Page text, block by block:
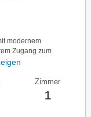
modernem
Zugang zum
Zimmer
1